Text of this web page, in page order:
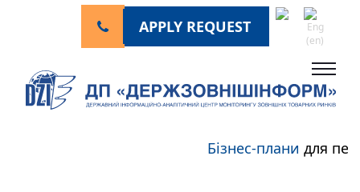
APPLY REQUEST
Бізнес-планидля